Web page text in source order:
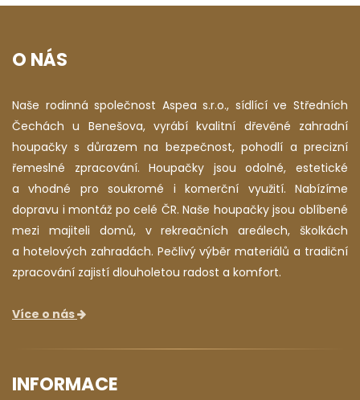
O NÁS
Naše rodinná společnost Aspea s.r.o., sídlící ve Středních
Čechách u Benešova, vyrábí kvalitní dřevěné zahradní
houpačky s důrazem na bezpečnost, pohodlí a precizní
řemeslné zpracování. Houpačky jsou odolné, estetické
a vhodné pro soukromé i komerční využití. Nabízíme
dopravu i montáž po celé ČR. Naše houpačky jsou oblíbené
mezi majiteli domů, v rekreačních areálech, školkách
a hotelových zahradách. Pečlivý výběr materiálů a tradiční
zpracování zajistí dlouholetou radost a komfort.
Více o nás
INFORMACE